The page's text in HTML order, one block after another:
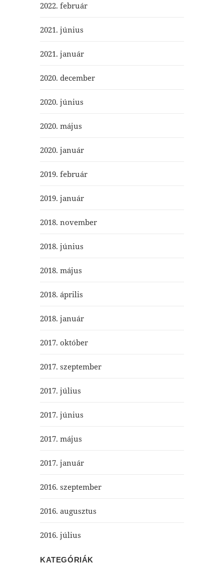
2022. február
2021. június
2021. január
2020. december
2020. június
2020. május
2020. január
2019. február
2019. január
2018. november
2018. június
2018. május
2018. április
2018. január
2017. október
2017. szeptember
2017. július
2017. június
2017. május
2017. január
2016. szeptember
2016. augusztus
2016. július
KATEGÓRIÁK